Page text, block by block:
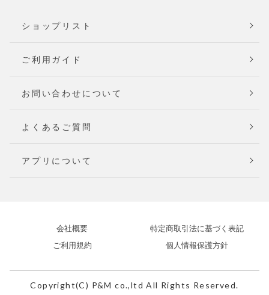
ショップリスト
ご利用ガイド
お問い合わせについて
よくあるご質問
アプリについて
会社概要
特定商取引法に基づく表記
ご利用規約
個人情報保護方針
Copyright(C) P&M co.,ltd All Rights Reserved.